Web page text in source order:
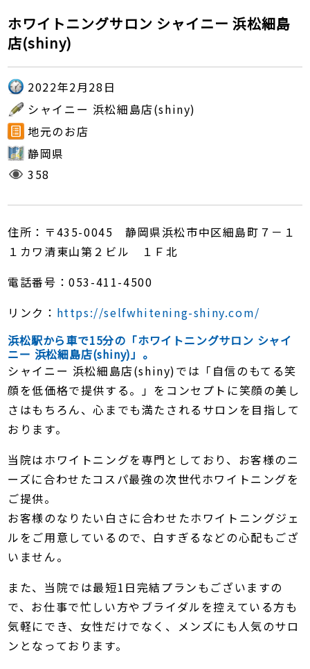
ホワイトニングサロン シャイニー 浜松細島
店(shiny)
2022年2月28日
シャイニー 浜松細島店(shiny)
地元のお店
静岡県
358
住所：〒435-0045 静岡県浜松市中区細島町７－１
１カワ清東山第２ビル １Ｆ北
電話番号：053-411-4500
リンク： https://selfwhitening-shiny.com/
浜松駅から車で15分の「ホワイトニングサロン シャイ
ニー 浜松細島店(shiny)」。
シャイニー 浜松細島店(shiny)では「自信のもてる笑
顔を低価格で提供する。」をコンセプトに笑顔の美し
さはもちろん、心までも満たされるサロンを目指して
おります。
当院はホワイトニングを専門としており、お客様のニ
ーズに合わせたコスパ最強の次世代ホワイトニングを
ご提供。
お客様のなりたい白さに合わせたホワイトニングジェ
ルをご用意しているので、白すぎるなどの心配もござ
いません。
また、当院では最短1日完結プランもございますの
で、お仕事で忙しい方やブライダルを控えている方も
気軽にでき、女性だけでなく、メンズにも人気のサロ
ンとなっております。